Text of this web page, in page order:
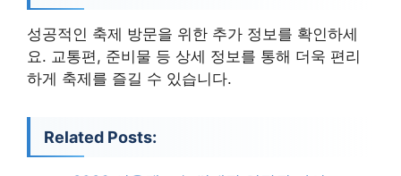
성공적인 축제 방문을 위한 추가 정보를 확인하세
요. 교통편, 준비물 등 상세 정보를 통해 더욱 편리
하게 축제를 즐길 수 있습니다.
Related Posts: